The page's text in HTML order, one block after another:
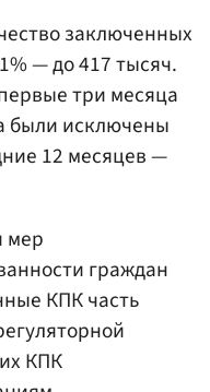
заключенных
— до 417 тысяч.
три месяца
были исключены
12 месяцев —
мер
граждан
КПК часть
КПК